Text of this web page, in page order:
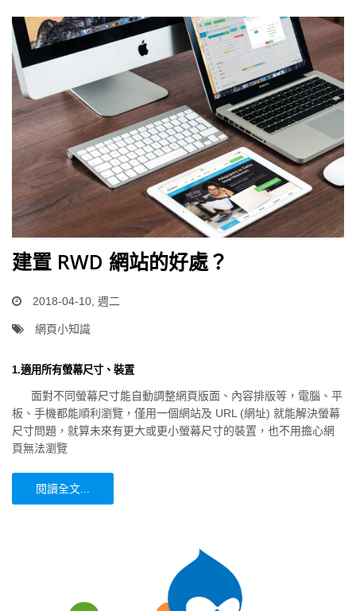
建置 RWD 網站的好處？
2018-04-10, 週二
網頁小知識
1.適用所有螢幕尺寸、裝置
面對不同螢幕尺寸能自動調整網頁版面、內容排版等，電腦、平
板、手機都能順利瀏覽，僅用一個網站及 URL (網址) 就能解決螢幕
尺寸問題，就算未來有更大或更小螢幕尺寸的裝置，也不用擔心網
頁無法瀏覽
閱讀全文...